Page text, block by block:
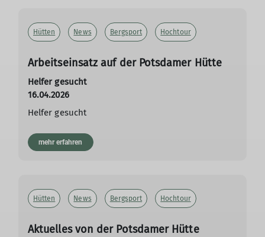
Hütten News Bergsport Hochtour
Arbeitseinsatz auf der Potsdamer Hütte
Helfer gesucht
16.04.2026
Helfer gesucht
mehr erfahren
Hütten News Bergsport Hochtour
Aktuelles von der Potsdamer Hütte